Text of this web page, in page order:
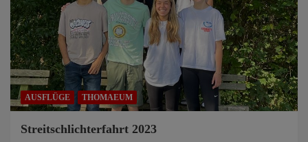
AUSFLÜGE THOMAEUM
Streitschlichterfahrt 2023